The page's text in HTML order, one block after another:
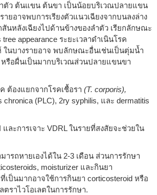
ตัว ต้นแขน ต้นขา เป็นน้อยบริเวณปลายแขน
ยอาจพบการเรียงตัวแนวเฉียงจากบนลงล่าง
นหลังเฉียงไปด้านข้างของลำตัว เรียกลักษณะ
appearance ระยะเวลาดำเนินโรค
นบางรายอาจ พบลักษณะอื่นเช่นเป็นตุ่มน้ำ
หรือผื่นเป็นมากบริเวณส่วนปลายแขนขา
ต้องแยกจากโรคเชื้อรา (T. corporis),
chronica (PLC), 2ry syphilis, และ dermatitis
ละการเจาะ VDRL ในรายที่สงสัยจะช่วยใน
ารถหายเองได้ใน 2-3 เดือน ส่วนการรักษา
moisturizer และกินยา
เป็นมากอาจใช้การกินยา corticosteroid หรือ
ราไวโอเลตในการรักษา.